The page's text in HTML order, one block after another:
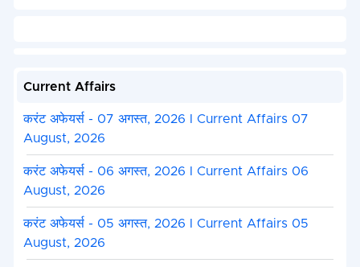
Current Affairs
करंट अफेयर्स - 07 अगस्त, 2026 I Current Affairs 07
August, 2026
करंट अफेयर्स - 06 अगस्त, 2026 I Current Affairs 06
August, 2026
करंट अफेयर्स - 05 अगस्त, 2026 I Current Affairs 05
August, 2026